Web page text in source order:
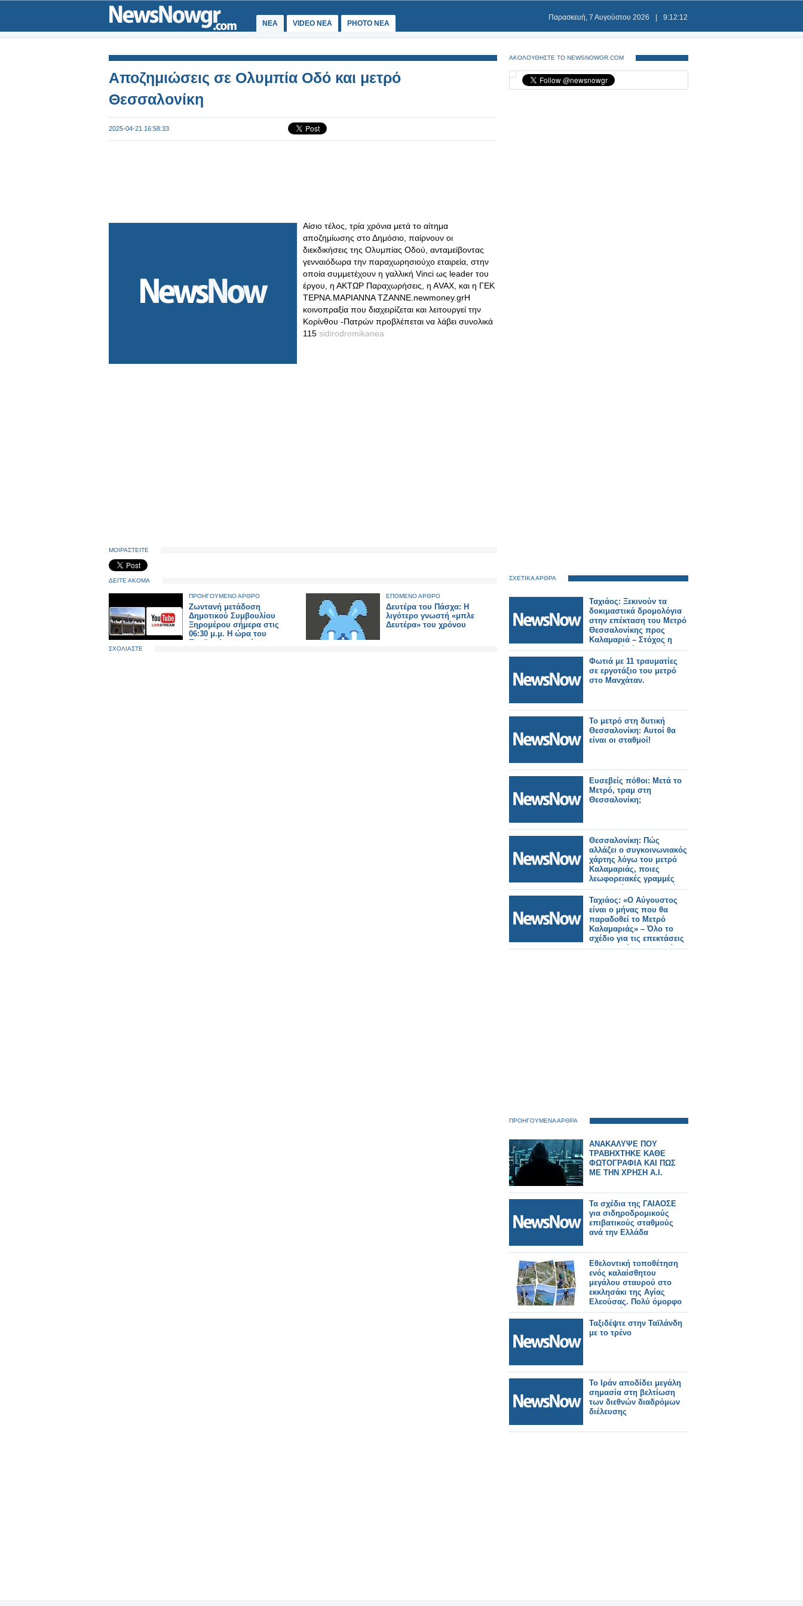
ΝΕΑ VIDEO NEA PHOTO NEA
Παρασκευή, 7 Αυγούστου 2026 9:12:13
Αποζημιώσεις σε Ολυμπία Οδό και μετρό
Θεσσαλονίκη
2025-04-21 16:58:33
Αίσιο τέλος, τρία χρόνια μετά το αίτημα
αποζημίωσης στο Δημόσιο, παίρνουν οι
διεκδικήσεις της Ολυμπίας Οδού, ανταμείβοντας
γενναιόδωρα την παραχωρησιούχο εταιρεία, στην
οποία συμμετέχουν η γαλλική Vinci ως leader του
έργου, η ΑΚΤΩΡ Παραχωρήσεις, η ΑVAX, και η ΓΕΚ
ΤΕΡΝΑ.ΜΑΡΙΑΝΝΑ ΤΖΑΝΝΕ.newmoney.grΗ
κοινοπραξία που διαχειρίζεται και λειτουργεί την
Κορίνθου -Πατρών προβλέπεται να λάβει συνολικά
115 sidirodromikanea
ΜΟΙΡΑΣΤΕΙΤΕ
ΔΕΙΤΕ ΑΚΟΜΑ
ΠΡΟΗΓΟΥΜΕΝΟ ΑΡΘΡΟ
Ζωντανή μετάδοση
Δημοτικού Συμβουλίου
Ξηρομέρου σήμερα στις
06:30 μ.μ. Η ώρα του
Προϋπολογισμού.
ΕΠΟΜΕΝΟ ΑΡΘΡΟ
Δευτέρα του Πάσχα: Η
λιγότερο γνωστή «μπλε
Δευτέρα» του χρόνου
ΣΧΟΛΙΑΣΤΕ
ΑΚΟΛΟΥΘΗΣΤΕ ΤΟ NEWSNOWGR.COM
ΣΧΕΤΙΚΑ ΑΡΘΡΑ
Ταχιάος: Ξεκινούν τα
δοκιμαστικά δρομολόγια
στην επέκταση του Μετρό
Θεσσαλονίκης προς
Καλαμαριά – Στόχος η
λειτουργία έως το τέλος
του μήνα.
Φωτιά με 11 τραυματίες
σε εργοτάξιο του μετρό
στο Μανχάταν.
Το μετρό στη δυτική
Θεσσαλονίκη: Αυτοί θα
είναι οι σταθμοί!
Ευσεβείς πόθοι: Μετά το
Μετρό, τραμ στη
Θεσσαλονίκη;
Θεσσαλονίκη: Πώς
αλλάζει ο συγκοινωνιακός
χάρτης λόγω του μετρό
Καλαμαριάς, ποιες
λεωφορειακές γραμμές
καταργούνται, ποιες νέες
θα λειτουργήσουν, ποιες
αλλάζουν.
Ταχιάος: «Ο Αύγουστος
είναι ο μήνας που θα
παραδοθεί το Μετρό
Καλαμαριάς» – Όλο το
σχέδιο για τις επεκτάσεις
στη δυτική Θεσσαλονίκη.
ΠΡΟΗΓΟΥΜΕΝΑ ΑΡΘΡΑ
ΑΝΑΚΑΛΥΨΕ ΠΟΥ
ΤΡΑΒΗΧΤΗΚΕ ΚΑΘΕ
ΦΩΤΟΓΡΑΦΙΑ ΚΑΙ ΠΩΣ
ΜΕ ΤΗΝ ΧΡΗΣΗ Α.Ι.
Τα σχέδια της ΓΑΙΑΟΣΕ
για σιδηροδρομικούς
επιβατικούς σταθμούς
ανά την Ελλάδα
Εθελοντική τοποθέτηση
ενός καλαίσθητου
μεγάλου σταυρού στο
εκκλησάκι της Αγίας
Ελεούσας. Πολύ όμορφο
το αποτέλεσμα.
Ταξιδέψτε στην Ταϊλάνδη
με το τρένο
Το Ιράν αποδίδει μεγάλη
σημασία στη βελτίωση
των διεθνών διαδρόμων
διέλευσης